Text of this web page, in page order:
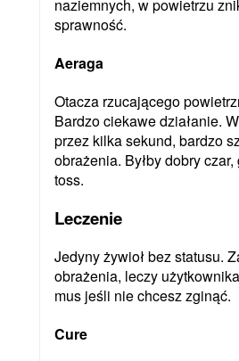
naziemnych, w powietrzu
sprawność.
Aeraga
Otacza rzucającego
Bardzo ciekawe działanie.
przez kilka sekund, bardzo
obrażenia. Byłby dobry
toss.
Leczenie
Jedyny żywioł bez statusu.
obrażenia, leczy
mus jeśli nie chcesz zginąć.
Cure